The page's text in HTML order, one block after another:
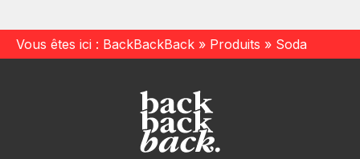
Vous êtes ici : BackBackBack » Produits » Soda